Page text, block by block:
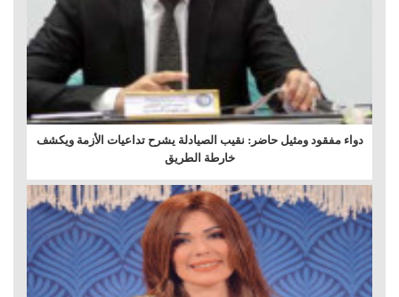
دواء مفقود ومثيل حاضر: نقيب الصيادلة يشرح تداعيات الأزمة ويكشف
خارطة الطريق